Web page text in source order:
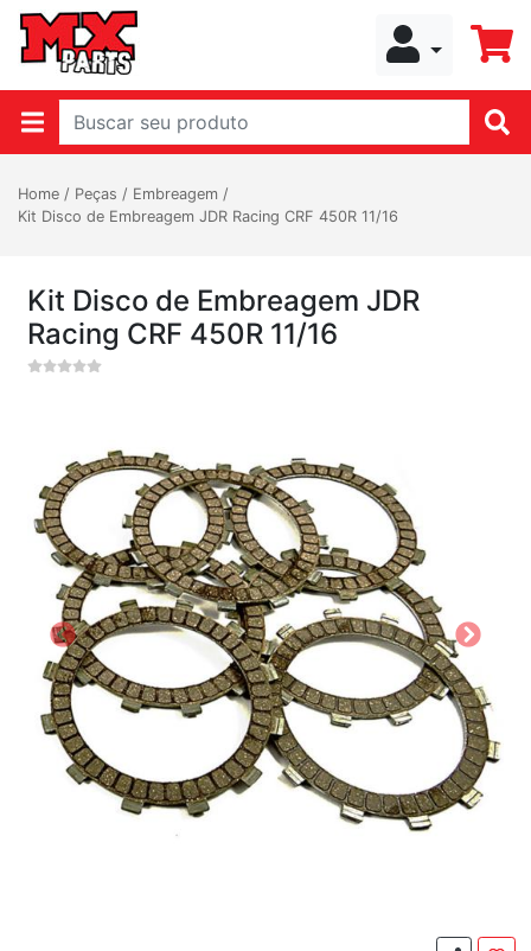
Home / Peças / Embreagem /
Kit Disco de Embreagem JDR Racing CRF 450R 11/16
Kit Disco de Embreagem JDR
Racing CRF 450R 11/16